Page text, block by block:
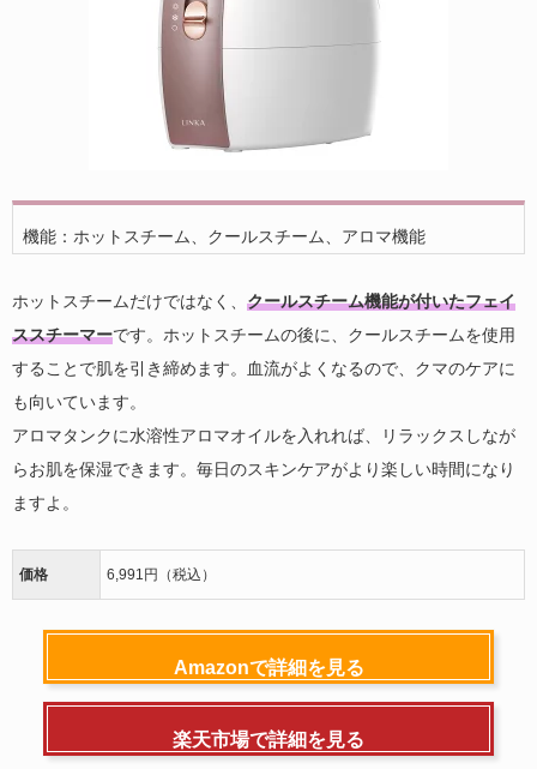
機能：ホットスチーム、クールスチーム、アロマ機能
ホットスチームだけではなく、 クールスチーム機能が付いたフェイ
ススチーマーです。ホットスチームの後に、クールスチームを使用
することで肌を引き締めます。血流がよくなるので、クマのケアに
も向いています。
アロマタンクに水溶性アロマオイルを入れれば、リラックスしなが
らお肌を保湿できます。毎日のスキンケアがより楽しい時間になり
ますよ。
価格 6,991円（税込）
Amazonで詳細を見る
楽天市場で詳細を見る